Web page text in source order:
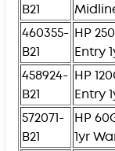
B21
460355-
B21
HP
Entry
458924-
B21
HP
Entry
572071-
B21
HP
1yr